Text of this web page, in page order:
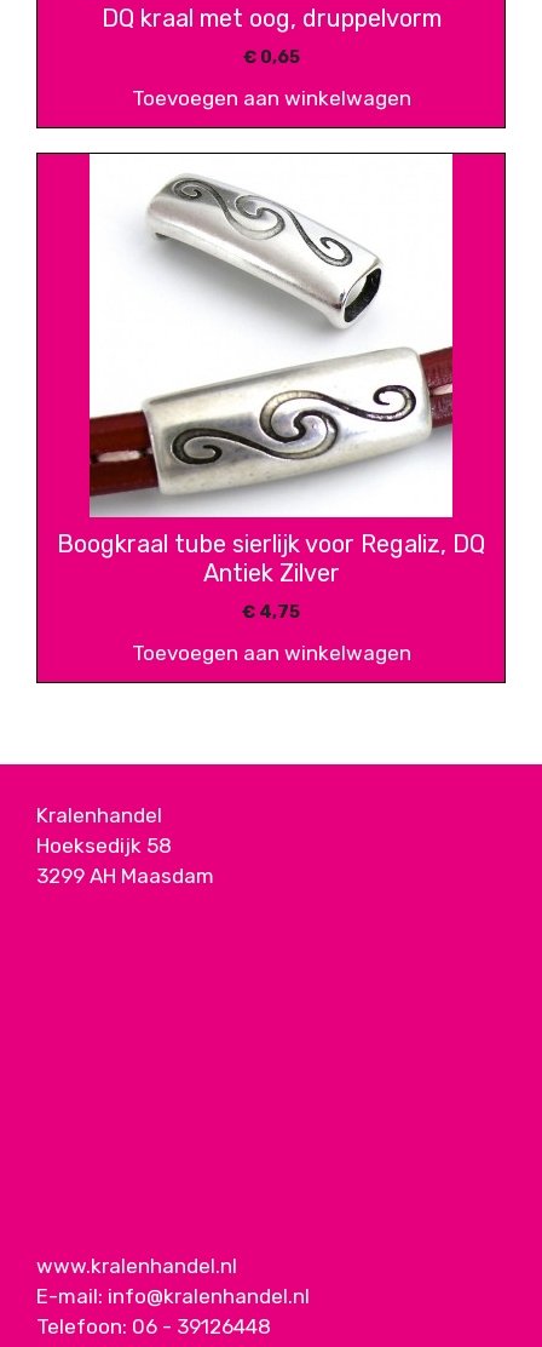
DQ kraal met oog, druppelvorm
€0,65
Toevoegen aan winkelwagen
Boogkraal tube sierlijk voor Regaliz, DQ
Antiek Zilver
€ 4,75
Toevoegen aan winkelwagen
Kralenhandel
Hoeksedijk 58
3299 AH Maasdam
www.kralenhandel.nl
E-mail: info@kralenhandel.nl
Telefoon: 06 - 39126448